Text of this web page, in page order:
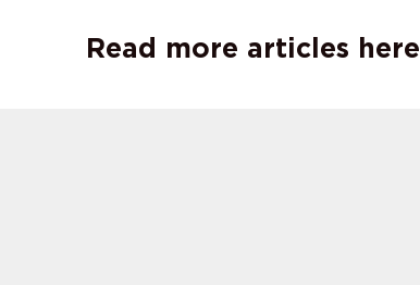
Read more articles here